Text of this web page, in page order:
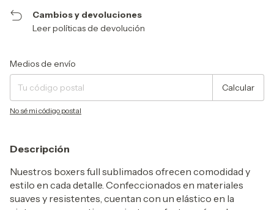
Cambios y devoluciones
Leer políticas de devolución
Entregas para el CP:
Medios de envío
Calcular
No sé mi código postal
Descripción
Nuestros boxers full sublimados ofrecen comodidad y
estilo en cada detalle. Confeccionados en materiales
suaves y resistentes, cuentan con un elástico en la